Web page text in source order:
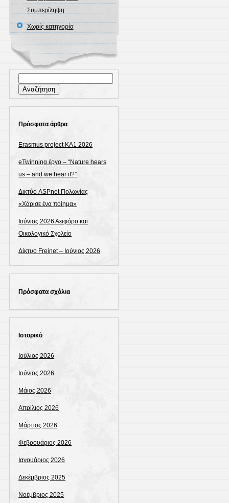
Συμπερίληψη
Χωρίς κατηγορία
για:
Πρόσφατα άρθρα
Erasmus project KA1 2026
eTwinning έργο – “Nature hears
us – and we hear it?”
Δικτύο ASPnet Πολωνίας
«Χάρισε ένα ποίημα»
Ιούνιος 2026 Αειφόρο και
Οικολογικό Σχολείο
Δίκτυο Freinet – Ιούνιος 2026
Πρόσφατα σχόλια
Ιστορικό
Ιούλιος 2026
Ιούνιος 2026
Μάιος 2026
Απρίλιος 2026
Μάρτιος 2026
Φεβρουάριος 2026
Ιανουάριος 2026
Δεκέμβριος 2025
Νοέμβριος 2025